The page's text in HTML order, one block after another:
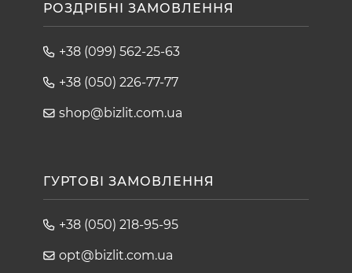
РОЗДРІБНІ ЗАМОВЛЕННЯ
+38 (099) 562-25-63
+38 (050) 226-77-77
shop@bizlit.com.ua
ГУРТОВІ ЗАМОВЛЕННЯ
+38 (050) 218-95-95
opt@bizlit.com.ua